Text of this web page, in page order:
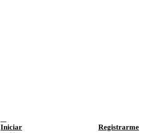
Iniciar
Registrarme